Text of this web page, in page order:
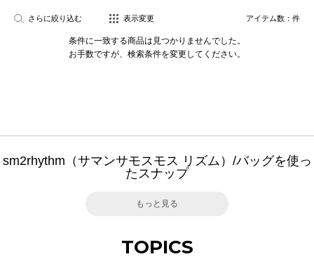
さらに絞り込む 表示変更 アイテム数： 件
条件に一致する商品は見つかりませんでした。
お手数ですが、検索条件を変更してください。
sm2rhythm（サマンサモスモス リズム）/バッグを使っ
たスナップ
もっと見る
TOPICS